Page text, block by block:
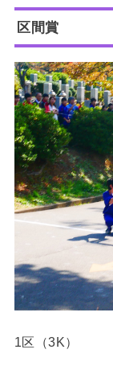
区間賞
1区（3K）